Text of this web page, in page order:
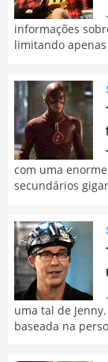
informações
limitando
com uma
secundários
uma tal de
baseada na